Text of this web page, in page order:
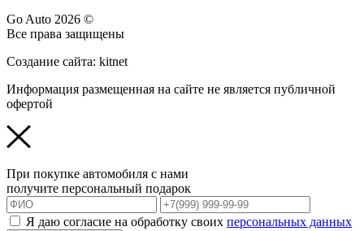
Go Auto 2026 ©
Все права защищены
Создание сайта: kitnet
Информация размещенная на сайте не является публичной
офертой
При покупке автомобиля с нами
получите персональный подарок
Я даю согласие на обработку своих персональных данных